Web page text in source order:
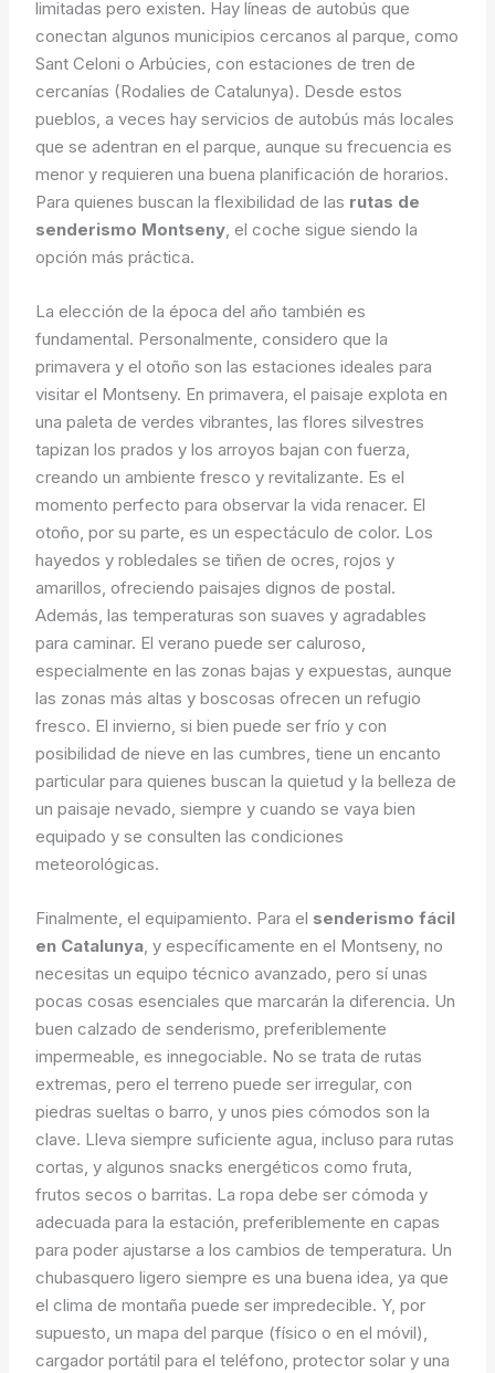
limitadas pero existen. Hay líneas de autobús que
conectan algunos municipios cercanos al parque, como
Sant Celoni o Arbúcies, con estaciones de tren de
cercanías (Rodalies de Catalunya). Desde estos
pueblos, a veces hay servicios de autobús más locales
que se adentran en el parque, aunque su frecuencia es
menor y requieren una buena planificación de horarios.
Para quienes buscan la flexibilidad de las rutas de
senderismo Montseny, el coche sigue siendo la
opción más práctica.
La elección de la época del año también es
fundamental. Personalmente, considero que la
primavera y el otoño son las estaciones ideales para
visitar el Montseny. En primavera, el paisaje explota en
una paleta de verdes vibrantes, las flores silvestres
tapizan los prados y los arroyos bajan con fuerza,
creando un ambiente fresco y revitalizante. Es el
momento perfecto para observar la vida renacer. El
otoño, por su parte, es un espectáculo de color. Los
hayedos y robledales se tiñen de ocres, rojos y
amarillos, ofreciendo paisajes dignos de postal.
Además, las temperaturas son suaves y agradables
para caminar. El verano puede ser caluroso,
especialmente en las zonas bajas y expuestas, aunque
las zonas más altas y boscosas ofrecen un refugio
fresco. El invierno, si bien puede ser frío y con
posibilidad de nieve en las cumbres, tiene un encanto
particular para quienes buscan la quietud y la belleza de
un paisaje nevado, siempre y cuando se vaya bien
equipado y se consulten las condiciones
meteorológicas.
Finalmente, el equipamiento. Para el senderismo fácil
en Catalunya, y específicamente en el Montseny, no
necesitas un equipo técnico avanzado, pero sí unas
pocas cosas esenciales que marcarán la diferencia. Un
buen calzado de senderismo, preferiblemente
impermeable, es innegociable. No se trata de rutas
extremas, pero el terreno puede ser irregular, con
piedras sueltas o barro, y unos pies cómodos son la
clave. Lleva siempre suficiente agua, incluso para rutas
cortas, y algunos snacks energéticos como fruta,
frutos secos o barritas. La ropa debe ser cómoda y
adecuada para la estación, preferiblemente en capas
para poder ajustarse a los cambios de temperatura. Un
chubasquero ligero siempre es una buena idea, ya que
el clima de montaña puede ser impredecible. Y, por
supuesto, un mapa del parque (físico o en el móvil),
cargador portátil para el teléfono, protector solar y una